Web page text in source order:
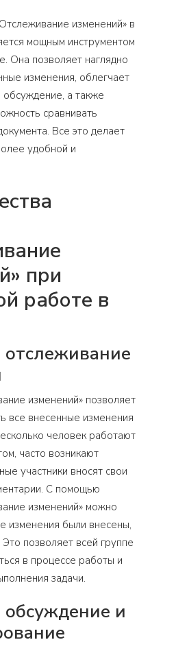
изменений» в
мощным инструментом
Она позволяет наглядно
изменения, облегчает
а также
сравнивать
Все это делает
удобной и
при
работе в
отслеживание
изменений» позволяет
все внесенные изменения
человек работают
часто возникают
участники вносят свои
С помощью
изменений» можно
изменения были внесены,
Это позволяет всей группе
в процессе работы и
задачи.
и